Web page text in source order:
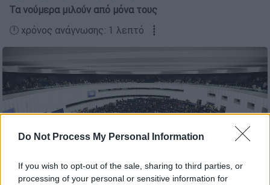
Do Not Process My Personal Information
If you wish to opt-out of the sale, sharing to third parties, or
processing of your personal or sensitive information for
Τα νούμερα μιλούν από μόνα τους
🕛 χρόνος ανάγνωσης: 1 λεπτό ┋